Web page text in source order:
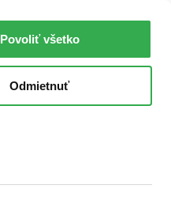
Povoliť všetko
Odmietnuť